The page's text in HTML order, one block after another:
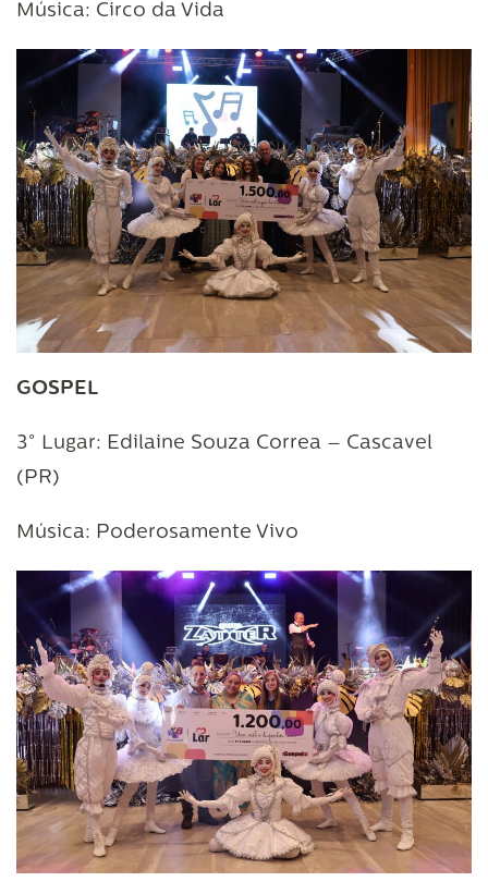
Música: Circo da Vida
GOSPEL
3° Lugar: Edilaine Souza Correa – Cascavel
(PR)
Música: Poderosamente Vivo